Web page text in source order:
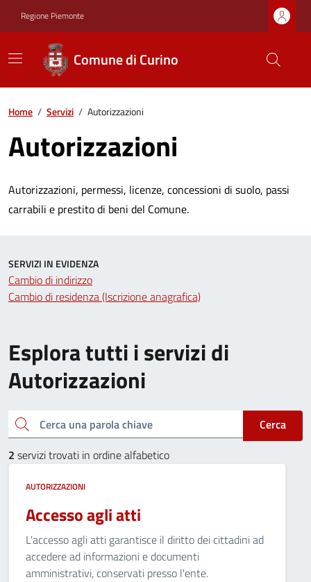
Regione Piemonte
Comune di Curino
Home / Servizi / Autorizzazioni
Autorizzazioni
Autorizzazioni, permessi, licenze, concessioni di suolo, passi
carrabili e prestito di beni del Comune.
Esplora tutti i servizi di
Autorizzazioni
Cerca una parola chiave
Cerca
2 servizi trovati in ordine alfabetico
AUTORIZZAZIONI
Accesso agli atti
L'accesso agli atti garantisce il diritto dei cittadini ad
accedere ad informazioni e documenti
amministrativi, conservati presso l'ente.
SERVIZI IN EVIDENZA
Cambio di indirizzo
Cambio di residenza (Iscrizione anagrafica)